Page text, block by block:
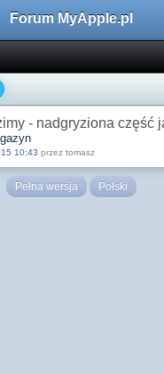
Forum MyApple.pl
- nadgryziona część
10:43 przez tomasz
Pełna wersja Polski